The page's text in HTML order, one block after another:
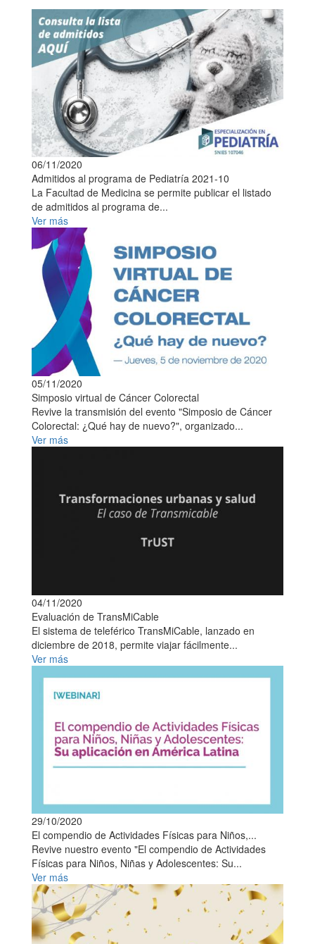
06/11/2020
Admitidos al programa de Pediatría 2021-10
La Facultad de Medicina se permite publicar el listado
de admitidos al programa de...
Ver más
05/11/2020
Simposio virtual de Cáncer Colorectal
Revive la transmisión del evento "Simposio de Cáncer
Colorectal: ¿Qué hay de nuevo?", organizado...
Ver más
04/11/2020
Evaluación de TransMiCable
El sistema de teleférico TransMiCable, lanzado en
diciembre de 2018, permite viajar fácilmente...
Ver más
29/10/2020
El compendio de Actividades Físicas para Niños,...
Revive nuestro evento "El compendio de Actividades
Físicas para Niños, Niñas y Adolescentes: Su...
Ver más